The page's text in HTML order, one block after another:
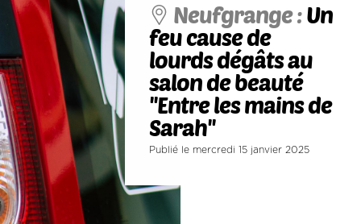
Neufgrange :Un
feu cause de
lourds dégâts au
salon de beauté
''Entre les mains de
Sarah''
Publié le mercredi 15 janvier 2025